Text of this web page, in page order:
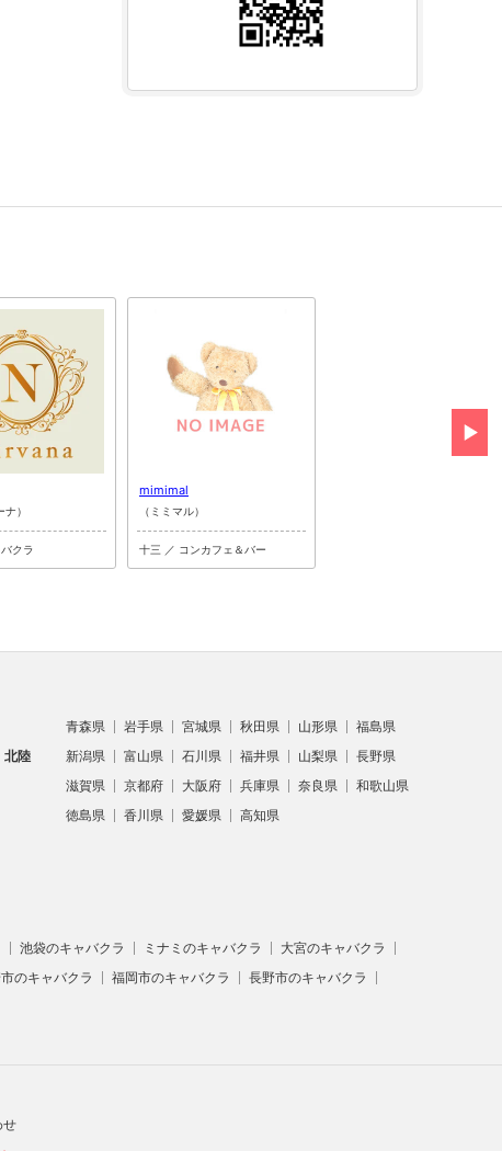
ナ）
クラ
mimimal
（ミミマル）
十三 ／ コンカフェ＆バー
青森県 岩手県 宮城県 秋田県 山形県
福島県
北陸 新潟県 富山県 石川県 福井県 山梨県
長野県
滋賀県 京都府 大阪府 兵庫県 奈良県
和歌山県
徳島県 香川県 愛媛県
高知県
池袋のキャバクラ ミナミのキャバクラ
大宮のキャバクラ
のキャバクラ 福岡市のキャバクラ
長野市のキャバクラ
せ